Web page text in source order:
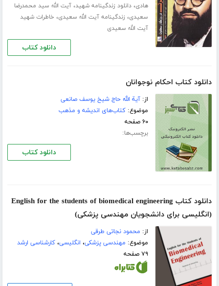
هادی،دانلود زندگینامه شهید،آیت الله سید محمدرضا
سعیدی، زندگینامه آیت الله سعیدی، خاطرات شهید
آیت الله سعیدی
دانلود کتاب
دانلود کتاب احكام نوجوانان
از:آیة الله حاج شیخ یوسف صانعی
موضوع:کتاب‌های اندیشه و مذهب
۶۰ صفحه
برچسب‌ها:
دانلود کتاب
دانلود کتاب English for the students of biomedical engineering
(انگلیسی برای دانشجویان مهندسی پزشکی)
از: محمود نجاتی طرقی
موضوع: مهندسی پزشکی، انگلیسی،کارشناسی ارشد
۷۹ صفحه